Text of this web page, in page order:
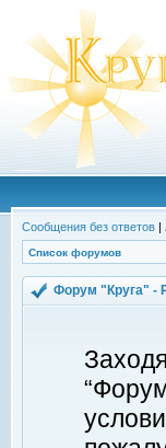
Сообщения без ответов |
Список форумов
Форум "Круга" -